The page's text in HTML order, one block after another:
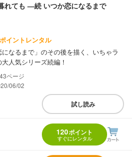
れても ―続 いつか恋になるまで
イントレンタル
になるまで」のその後を描く、いちゃラ
人気シリーズ続編！
43
06/02
試し読み
120ポイント
すぐにレンタル